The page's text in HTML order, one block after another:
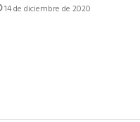
14 de diciembre de 2020